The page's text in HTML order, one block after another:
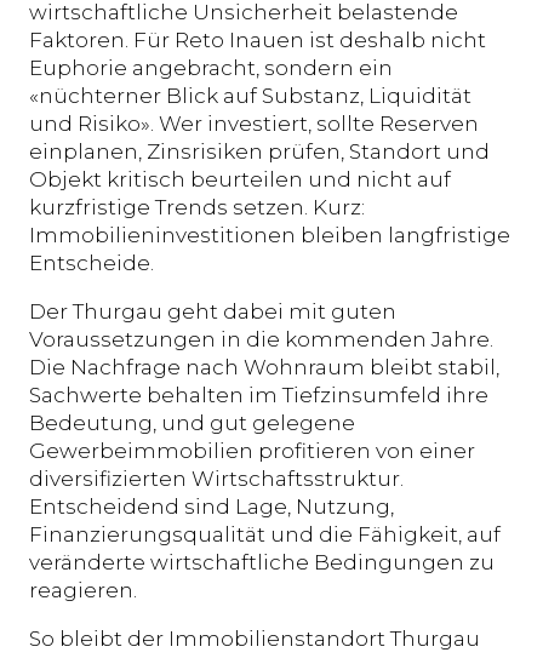
wirtschaftliche Unsicherheit belastende
Faktoren. Für Reto Inauen ist deshalb nicht
Euphorie angebracht, sondern ein
«nüchterner Blick auf Substanz, Liquidität
und Risiko». Wer investiert, sollte Reserven
einplanen, Zinsrisiken prüfen, Standort und
Objekt kritisch beurteilen und nicht auf
kurzfristige Trends setzen. Kurz:
Immobilieninvestitionen bleiben langfristige
Entscheide.
Der Thurgau geht dabei mit guten
Voraussetzungen in die kommenden Jahre.
Die Nachfrage nach Wohnraum bleibt stabil,
Sachwerte behalten im Tiefzinsumfeld ihre
Bedeutung, und gut gelegene
Gewerbeimmobilien profitieren von einer
diversifizierten Wirtschaftsstruktur.
Entscheidend sind Lage, Nutzung,
Finanzierungsqualität und die Fähigkeit, auf
veränderte wirtschaftliche Bedingungen zu
reagieren.
So bleibt der Immobilienstandort Thurgau